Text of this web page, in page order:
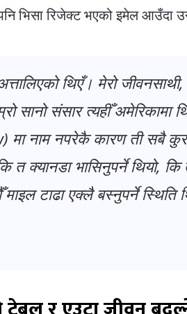
भिसा रिजेक्ट भएको इमेल आउँदा
थिएँ। मेरो जीवनसाथी,
सानो संसार त्यहीँ अमेरिकामा
मा नाम नपरेकै कारण ती सबै
त क्यानडा भासिनुपर्ने थियो,
माइल टाढा एक्लै बस्नुपर्ने